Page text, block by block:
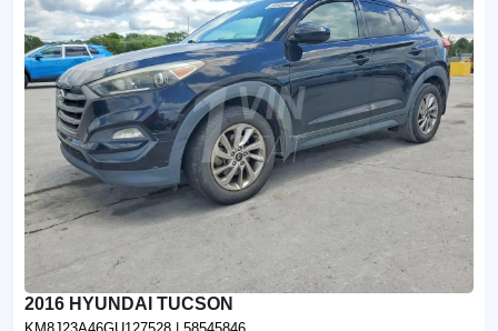
2016 HYUNDAI TUCSON